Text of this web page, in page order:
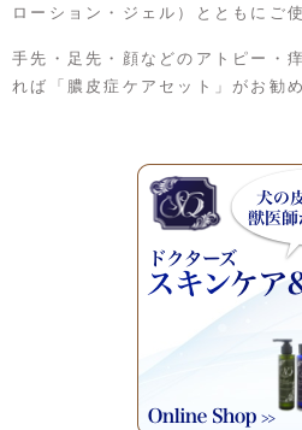
ローション・ジェル）とともにご
手先・足先・顔などのアトピー・
れば「膿皮症ケアセット」がお勧め